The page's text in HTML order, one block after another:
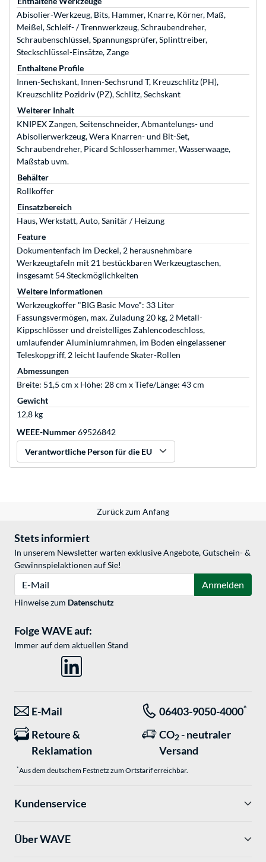
Abisolier-Werkzeug, Bits, Hammer, Knarre, Körner, Maß,
Meißel, Schleif- / Trennwerkzeug, Schraubendreher,
Schraubenschlüssel, Spannungsprüfer, Splinttreiber,
Steckschlüssel-Einsätze, Zange
Enthaltene Profile
Innen-Sechskant, Innen-Sechsrund T, Kreuzschlitz (PH),
Kreuzschlitz Pozidriv (PZ), Schlitz, Sechskant
Weiterer Inhalt
KNIPEX Zangen, Seitenschneider, Abmantelungs- und
Abisolierwerkzeug, Wera Knarren- und Bit-Set,
Schraubendreher, Picard Schlosserhammer, Wasserwaage,
Maßstab uvm.
Behälter
Rollkoffer
Einsatzbereich
Haus, Werkstatt, Auto, Sanitär / Heizung
Feature
Dokumentenfach im Deckel, 2 herausnehmbare
Werkzeugtafeln mit 21 bestückbaren Werkzeugtaschen,
insgesamt 54 Steckmöglichkeiten
Weitere Informationen
Werkzeugkoffer "BIG Basic Move": 33 Liter
Fassungsvermögen, max. Zuladung 20 kg, 2 Metall-
Kippschlösser und dreistelliges Zahlencodeschloss,
umlaufender Aluminiumrahmen, im Boden eingelassener
Teleskopgriff, 2 leicht laufende Skater-Rollen
Abmessungen
Breite: 51,5 cm x Höhe: 28 cm x Tiefe/Länge: 43 cm
Gewicht
12,8 kg
WEEE-Nummer69526842
Verantwortliche Person für die EU
Zurück zum Anfang
Stets informiert
In unserem Newsletter warten exklusive Angebote, Gutschein- &
Gewinnspielaktionen auf Sie!
Anmelden
Hinweise zum Datenschutz
Folge WAVE auf:
Immer auf dem aktuellen Stand
E-Mail 06403-9050-4000*
Retoure &
Reklamation
CO2 - neutraler
Versand
*Aus dem deutschem Festnetz zum Ortstarif erreichbar.
Kundenservice
Über WAVE